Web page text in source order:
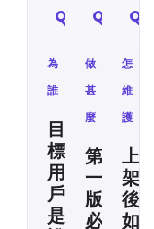
為
誰
目
標
用
戶
是
做
甚
麼
第
一
版
必
怎
維
護
上
架
後
如